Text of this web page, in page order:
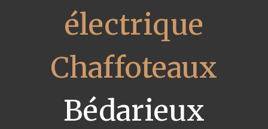
électrique
Chaffoteaux
Bédarieux